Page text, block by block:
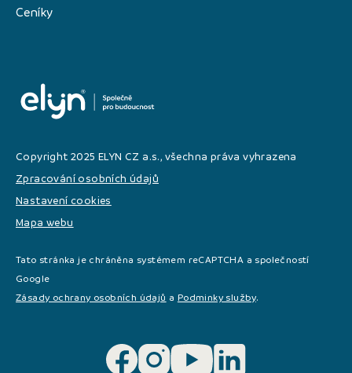
Ceníky
Copyright 2025 ELYN CZ a.s., všechna práva vyhrazena
Zpracování osobních údajů
Nastavení cookies
Mapa webu
Tato stránka je chráněna systémem reCAPTCHA a společností
Google
Zásady ochrany osobních údajů a Podminky služby.